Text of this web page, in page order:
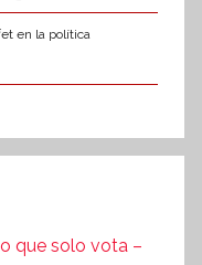
en la política
que solo vota –